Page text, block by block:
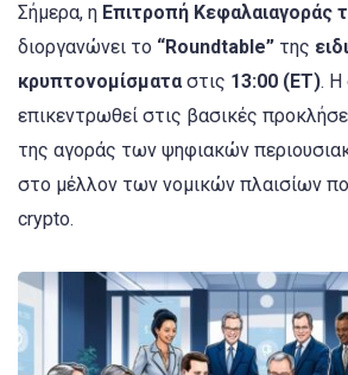
Σήμερα, η Επιτροπή Κεφαλαιαγοράς
διοργανώνει το “Roundtable” της
κρυπτονομίσματαστις 13:00 (ET). Η
επικεντρωθεί στις βασικές
της αγοράς των ψηφιακών
στο μέλλον των νομικών πλαισίων
crypto.